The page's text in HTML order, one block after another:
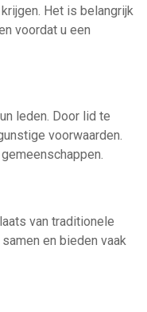
Het is belangrijk
voordat u een
leden. Door lid te
voorwaarden.
van traditionele
en bieden vaak